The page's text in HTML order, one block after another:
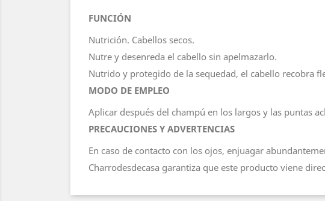
FUNCIÓN
Nutrición. Cabellos secos.
Nutre y desenreda el cabello sin apelmazarlo.
Nutrido y protegido de la sequedad, el cabello recobra
MODO DE EMPLEO
Aplicar después del champú en los largos y las puntas
PRECAUCIONES Y ADVERTENCIAS
En caso de contacto con los ojos, enjuagar
Charrodesdecasa garantiza que este producto viene